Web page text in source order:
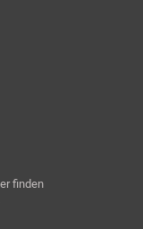
finden